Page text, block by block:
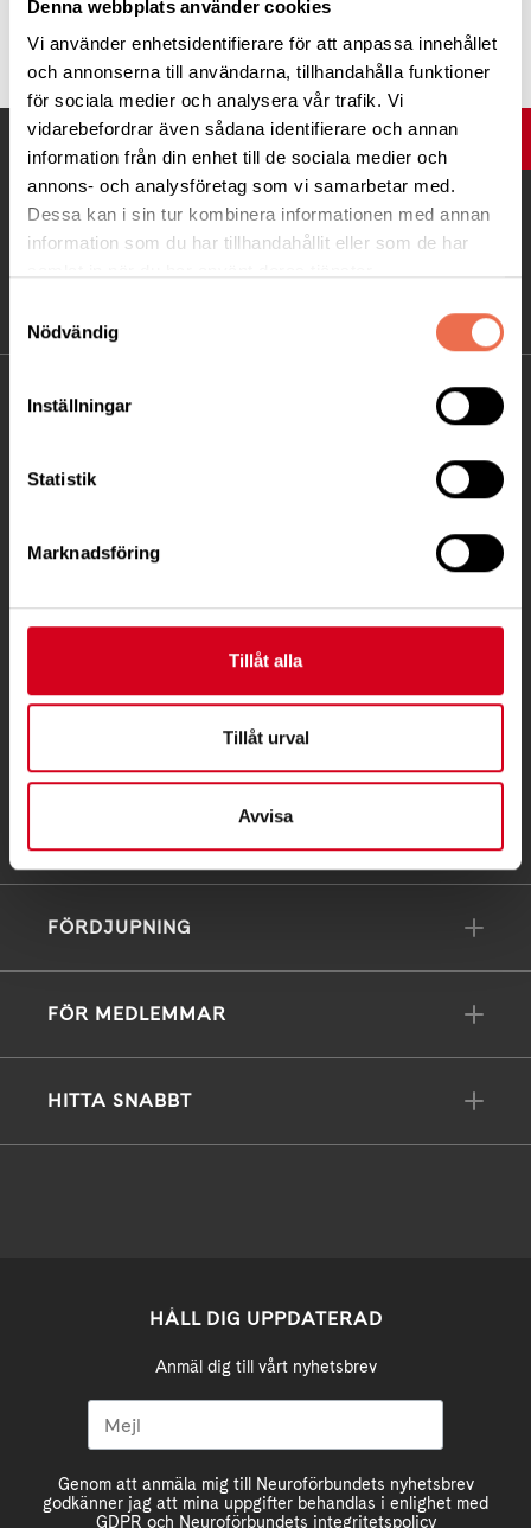
Denna webbplats använder cookies
Vi använder enhetsidentifierare för att anpassa innehållet
och annonserna till användarna, tillhandahålla funktioner
för sociala medier och analysera vår trafik. Vi
vidarebefordrar även sådana identifierare och annan
information från din enhet till de sociala medier och
annons- och analysföretag som vi samarbetar med.
Dessa kan i sin tur kombinera informationen med annan
information som du har tillhandahållit eller som de har
Nödvändig
Inställningar
Statistik
Marknadsföring
Tillåt alla
Tillåt urval
Avvisa
KONTAKT
Ågatan 12 C, 172 62 Sundbyberg
Box 4086
info@neuro.se
PG 90 10 07-5 | BG 901-0075 | Swishgåva 90 100
75 | Organisationsnummer 802002-3605
FÖRDJUPNING
FÖR MEDLEMMAR
HITTA SNABBT
HÅLL DIG UPPDATERAD
Anmäl dig till vårt nyhetsbrev
Genom att anmäla mig till Neuroförbundets nyhetsbrev
godkänner jag att mina uppgifter behandlas i enlighet med
GDPR och Neuroförbundets integritetspolicy